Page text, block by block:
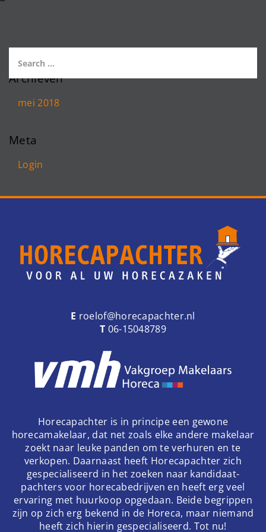
Archieven
mei 2018
Meta
Login
E roelof@horecapachter.nl
T 06-15048789
Horecapachter is in principe een gewone
horecamakelaar, dat net zoals elke andere makelaar
zoekt naar leuke panden om te verhuren en te
verkopen. Daarnaast heeft Horecapachter zich
gespecialiseerd in het zoeken naar kandidaat-
pachters voor horecabedrijven en heeft erg veel
ervaring met huurkoop opgedaan. Beide begrippen
zijn op zich erg bekend in de Horeca, maar niemand
heeft zich hierin gespecialiseerd. Tot nu!